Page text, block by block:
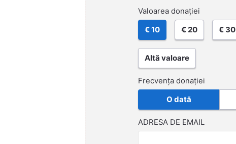
Valoarea donației
€ 10 € 20 € 30
Altă valoare
Frecvența donației
O dată
ADRESA DE EMAIL